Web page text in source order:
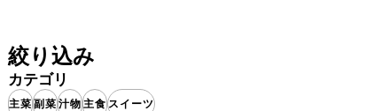
絞り込み
カテゴリ
主菜副菜汁物主食スイーツ